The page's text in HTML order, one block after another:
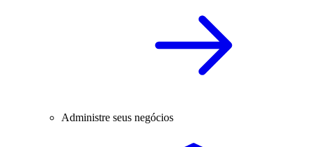
Administre seus negócios